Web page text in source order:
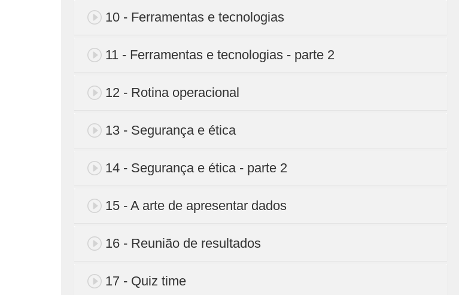
10 - Ferramentas e tecnologias
11 - Ferramentas e tecnologias - parte 2
12 - Rotina operacional
13 - Segurança e ética
14 - Segurança e ética - parte 2
15 - A arte de apresentar dados
16 - Reunião de resultados
17 - Quiz time